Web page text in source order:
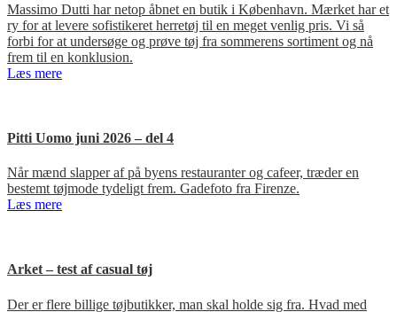
Massimo Dutti har netop åbnet en butik i København. Mærket har et
ry for at levere sofistikeret herretøj til en meget venlig pris. Vi så
forbi for at undersøge og prøve tøj fra sommerens sortiment og nå
frem til en konklusion.
Læs mere
Pitti Uomo juni 2026 – del 4
Når mænd slapper af på byens restauranter og cafeer, træder en
bestemt tøjmode tydeligt frem. Gadefoto fra Firenze.
Læs mere
Arket – test af casual tøj
Der er flere billige tøjbutikker, man skal holde sig fra. Hvad med